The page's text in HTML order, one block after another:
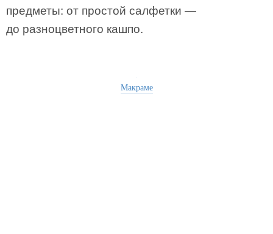
предметы: от простой салфетки —
до разноцветного кашпо.
Макраме